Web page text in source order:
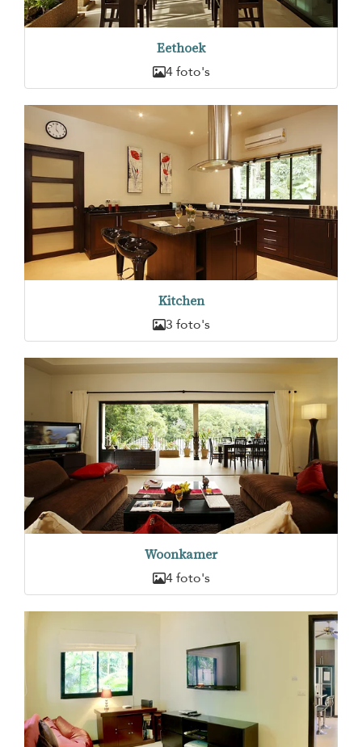
Eethoek
4 foto's
Kitchen
3 foto's
Woonkamer
4 foto's